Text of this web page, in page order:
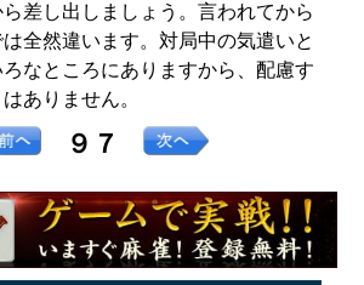
差し出しましょう。言われてから
全然違います。対局中の気遣いと
なところにありますから、配慮す
ありません。
９７